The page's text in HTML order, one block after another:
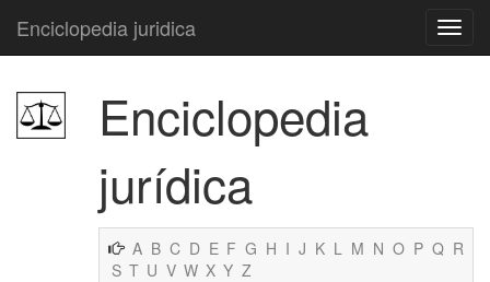
Enciclopedia juridica
Enciclopedia
jurídica
A B C D E F G H I J K L M N O P Q R
S T U V W X Y Z